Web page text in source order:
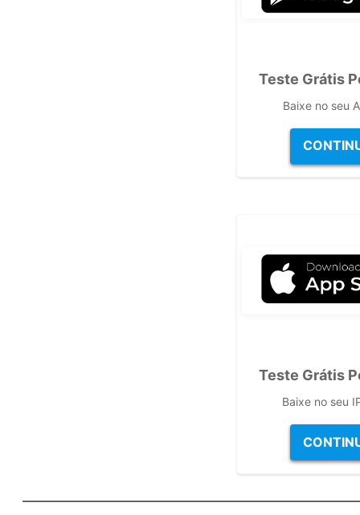
Teste Grátis
Baixe no seu
Teste Grátis
Baixe no seu